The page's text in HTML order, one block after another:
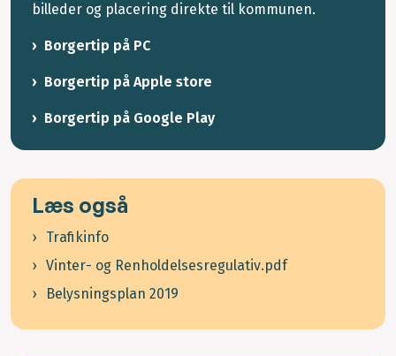
billeder og placering direkte til kommunen.
Borgertip på PC
Borgertip på Apple store
Borgertip på Google Play
Læs også
Trafikinfo
Vinter- og Renholdelsesregulativ.pdf
Belysningsplan 2019